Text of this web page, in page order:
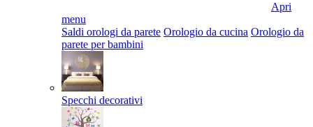
Apri
menu
Saldi orologi da parete Orologio da cucina Orologio da
parete per bambini
Specchi decorativi